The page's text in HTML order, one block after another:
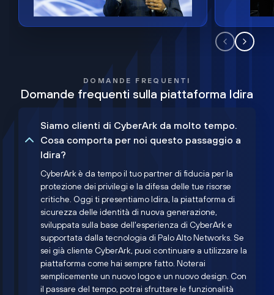
DOMANDE FREQUENTI
Domande frequenti sulla piattaforma Idira
Siamo clienti di CyberArk da molto tempo.
Cosa comporta per noi questo passaggio a
Idira?
CyberArk è da tempo il tuo partner di fiducia per la
protezione dei privilegi e la difesa delle tue risorse
critiche. Oggi ti presentiamo Idira, la piattaforma di
sicurezza delle identità di nuova generazione,
sviluppata sulla base dell'esperienza di CyberArk e
supportata dalla tecnologia di Palo Alto Networks. Se
sei già cliente CyberArk, puoi continuare a utilizzare la
piattaforma come hai sempre fatto. Noterai
semplicemente un nuovo logo e un nuovo design. Con
il passare del tempo, potrai sfruttare le funzionalità